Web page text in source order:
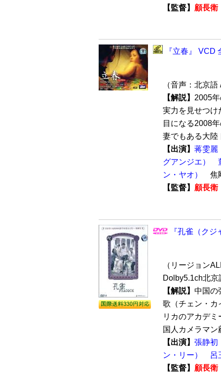
【監督】 顧長衛
『立春』 VCD
（音声：北京
【解説】 2005
実力を見せつけ
目になる2008
妻でもある大陸
【出演】 蒋雯麗
グアンジエ）
ン・ヤオ）
焦
【監督】 顧長衛
『孔雀（ク
（リージョン
Dolby5.1ch北
【解説】 中国の
歌（チェン・カ
リカのアカデ
国人カメラマン
【出演】 張静初
ン・リー）
呂
【監督】 顧長衛